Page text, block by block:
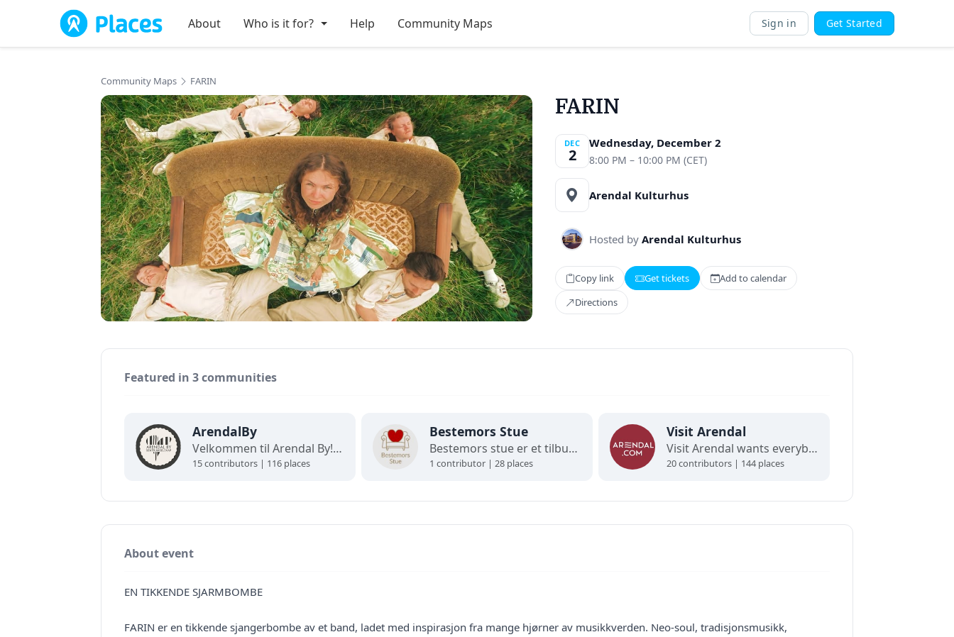
Skip to main content
Sign in Get Started
About Who is it for? Help Community Maps
Community Maps FARIN
FARIN
DEC
2
Wednesday, December 2
8:00 PM – 10:00 PM (CET)
Arendal Kulturhus
Hosted by Arendal Kulturhus
Copy link Get tickets
Add to calendar
Directions
Featured in 3 communities
ArendalBy
Velkommen til Arendal By! Her finner du interaktive kart og oppdaterte oversikter over alt som skjer i byen. Utforsk, finn frem og opplev det beste av Arendal på ett og samme sted!
15 contributors | 116 places
Bestemors Stue
Bestemors stue er et tilbud til lavinntektsfamilier med barn fra 0-12 år.
1 contributor | 28 places
Visit Arendal
Visit Arendal wants everybody to fall in love with Arendal and all it has to offer.
20 contributors | 144 places
About event
EN TIKKENDE SJARMBOMBE
FARIN er en tikkende sjangerbombe av et band, ladet med inspirasjon fra mange hjørner av musikkverden. Neo-soul, tradisjonsmusikk,